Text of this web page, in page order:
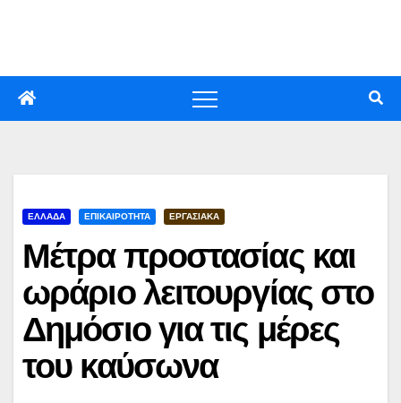
ΕΛΛΑΔΑ ΕΠΙΚΑΙΡΟΤΗΤΑ ΕΡΓΑΣΙΑΚΑ
Μέτρα προστασίας και
ωράριο λειτουργίας στο
Δημόσιο για τις μέρες
του καύσωνα